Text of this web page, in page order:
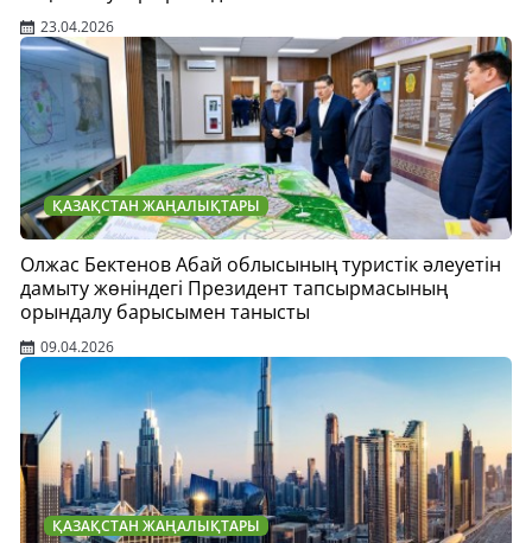
23.04.2026
ҚАЗАҚСТАН ЖАҢАЛЫҚТАРЫ
Олжас Бектенов Абай облысының туристік әлеуетін
дамыту жөніндегі Президент тапсырмасының
орындалу барысымен танысты
09.04.2026
ҚАЗАҚСТАН ЖАҢАЛЫҚТАРЫ